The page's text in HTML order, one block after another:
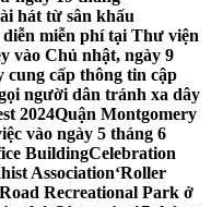
hát từ sân khấu
miễn phí tại Thư viện
vào Chủ nhật, ngày 9
cung cấp thông tin cập
người dân tránh xa dây
2024Quận Montgomery
vào ngày 5 tháng 6
BuildingCelebration
Association‘Roller
Recreational Park ở